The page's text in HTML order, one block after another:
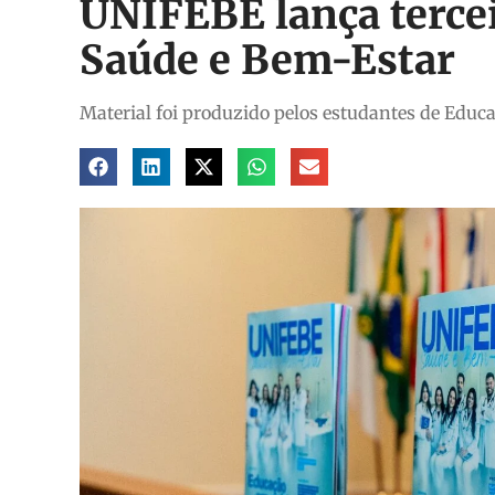
UNIFEBE lança
Saúde e Bem-Estar
Material foi produzido pelos estudantes de